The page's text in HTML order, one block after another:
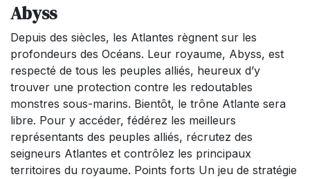
Abyss
Depuis des siècles, les Atlantes règnent sur les
profondeurs des Océans. Leur royaume, Abyss, est
respecté de tous les peuples alliés, heureux d’y
trouver une protection contre les redoutables
monstres sous-marins. Bientôt, le trône Atlante sera
libre. Pour y accéder, fédérez les meilleurs
représentants des peuples alliés, récrutez des
seigneurs Atlantes et contrôlez les principaux
territoires du royaume. Points forts Un jeu de stratégie